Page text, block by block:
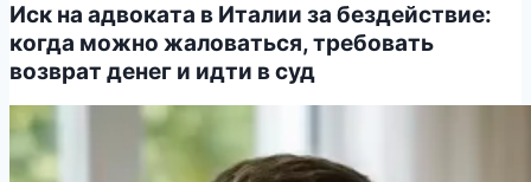
Иск на адвоката в Италии за бездействие:
когда можно жаловаться, требовать
возврат денег и идти в суд